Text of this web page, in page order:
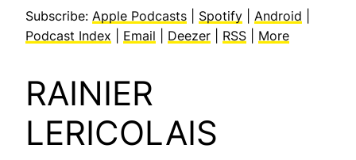
Subscribe: Apple Podcasts Spotify Android
Podcast Index
Email Deezer RSS More
RAINIER
LERICOLAIS